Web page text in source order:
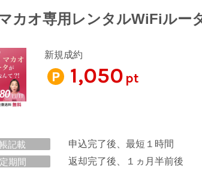
カオ専用レンタルWiFiルー
新規成約
1,050 pt
記載
申込完了後、最短１時間
期間
返却完了後、１ヵ月半前後